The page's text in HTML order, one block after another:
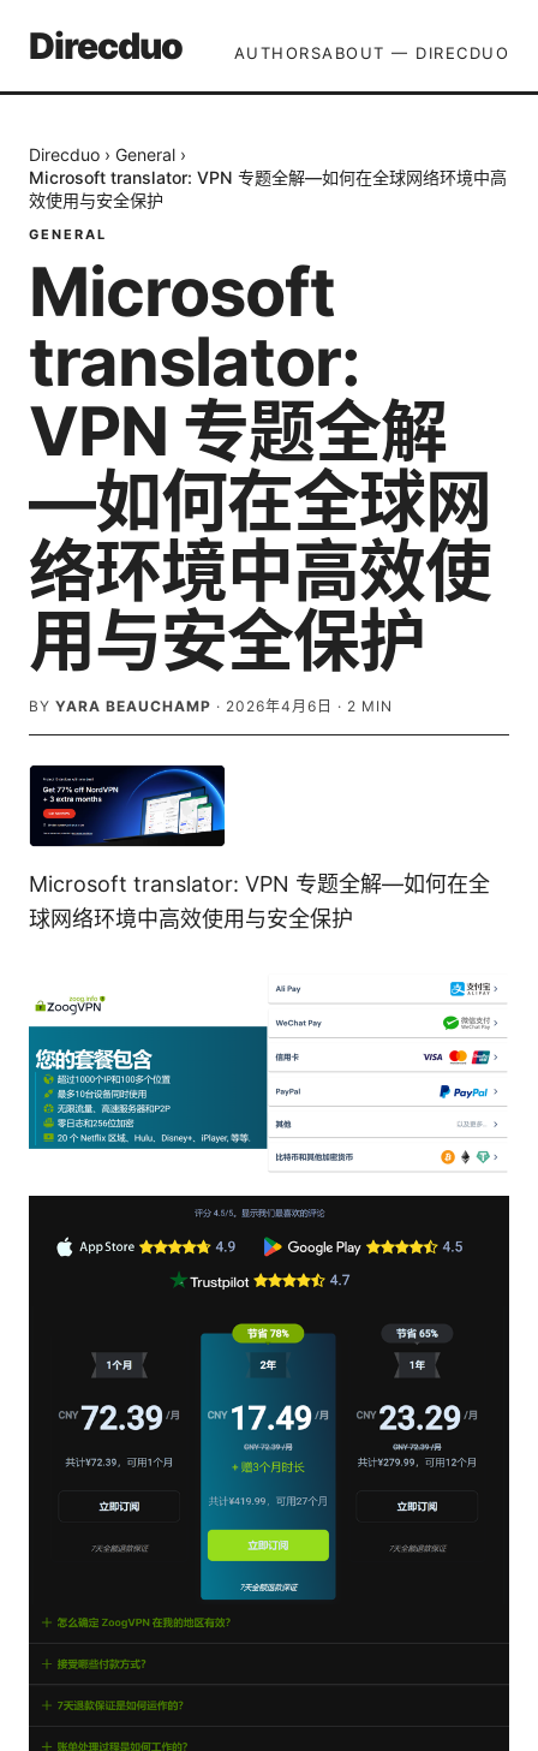
Direcduo AUTHORSABOUT — DIRECDUO
Direcduo › General ›
Microsoft translator: VPN 专题全解—如何在全球网络环境中高
效使用与安全保护
GENERAL
Microsoft
translator:
VPN 专题全解
—如何在全球网
络环境中高效使
用与安全保护
BY YARA BEAUCHAMP · 2026年4月6日 · 2 MIN
Microsoft translator: VPN 专题全解—如何在全
球网络环境中高效使用与安全保护